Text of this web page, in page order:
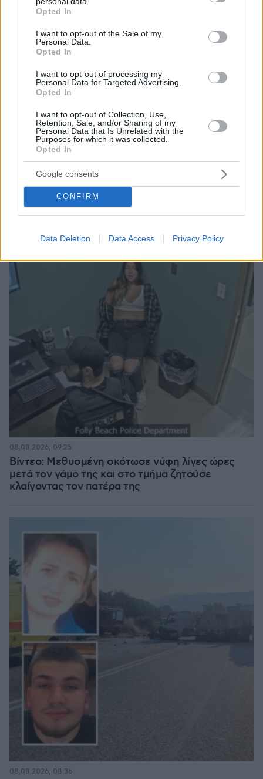
grant or deny consent to Google and its third-party tags to
use your data for below specified purposes in below Google
consent section.
Opted In
I want to opt-out of the Sale of my
Personal Data.
Opted In
I want to opt-out of processing my
Personal Data for Targeted Advertising.
Opted In
I want to opt-out of Collection, Use,
Retention, Sale, and/or Sharing of my
Personal Data that Is Unrelated with the
Purposes for which it was collected.
Opted In
Google consents
CONFIRM
Data Deletion Data Access Privacy Policy
Το «σκουλήκι του διαβόλου» που ζει 1,3 χιλιόμετρα
κάτω από τη Γη και αλλάζει όσα γνωρίζαμε για τη
ζωή: «Οι άνθρωποι δεν κυβερνάμε τον κόσμο»
08.08.2026, 08:57
Βίντεο: Μεθυσμένη σκότωσε νύφη λίγες ώρες
μετά τον γάμο της και στο τμήμα ζητούσε
κλαίγοντας τον πατέρα της
08.08.2026, 09:25
08.08.2026, 08:36